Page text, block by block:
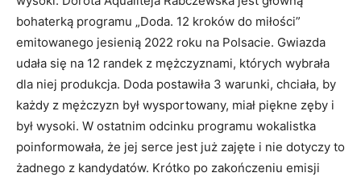
bohaterką programu „Doda. 12 kroków do miłości”
emitowanego jesienią 2022 roku na Polsacie. Gwiazda
udała się na 12 randek z mężczyznami, których wybrała
dla niej produkcja. Doda postawiła 3 warunki, chciała, by
każdy z mężczyzn był wysportowany, miał piękne zęby i
był wysoki. W ostatnim odcinku programu wokalistka
poinformowała, że jej serce jest już zajęte i nie dotyczy to
żadnego z kandydatów. Krótko po zakończeniu emisji